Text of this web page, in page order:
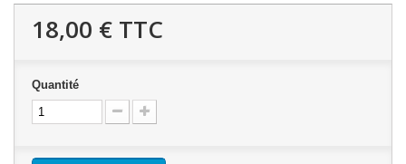
18,00 € TTC
Quantité